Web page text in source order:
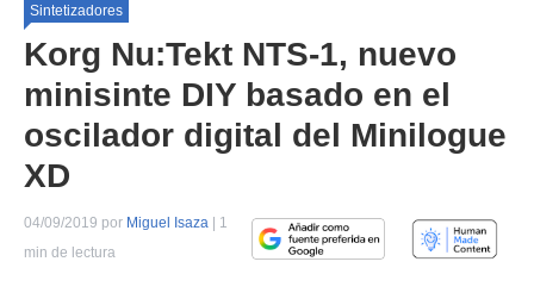
Sintetizadores
Korg Nu:Tekt NTS-1, nuevo
minisinte DIY basado en el
oscilador digital del Minilogue
XD
04/09/2019 por Miguel Isaza | 1
min de lectura